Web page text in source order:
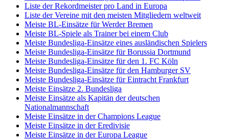
Liste der Rekordmeister pro Land in Europa
Liste der Vereine mit den meisten Mitgliedern weltweit
Meiste BL-Einsätze für Werder Bremen
Meiste BL-Spiele als Trainer bei einem Club
Meiste Bundesliga-Einsätze eines ausländischen Spielers
Meiste Bundesliga-Einsätze für Borussia Dortmund
Meiste Bundesliga-Einsätze für den 1. FC Köln
Meiste Bundesliga-Einsätze für den Hamburger SV
Meiste Bundesliga-Einsätze für Eintracht Frankfurt
Meiste Einsätze 2. Bundesliga
Meiste Einsätze als Kapitän der deutschen
Nationalmannschaft
Meiste Einsätze in der Champions League
Meiste Einsätze in der Eredivisie
Meiste Einsätze in der Europa League